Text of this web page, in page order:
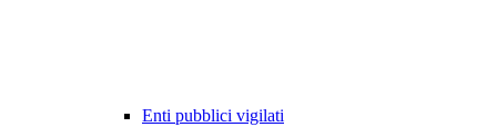
Enti pubblici vigilati